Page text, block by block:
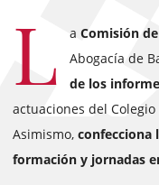
L a Comisión
Abogacía de
de los
actuaciones del
Asimismo, confecciona
formación y jornadas